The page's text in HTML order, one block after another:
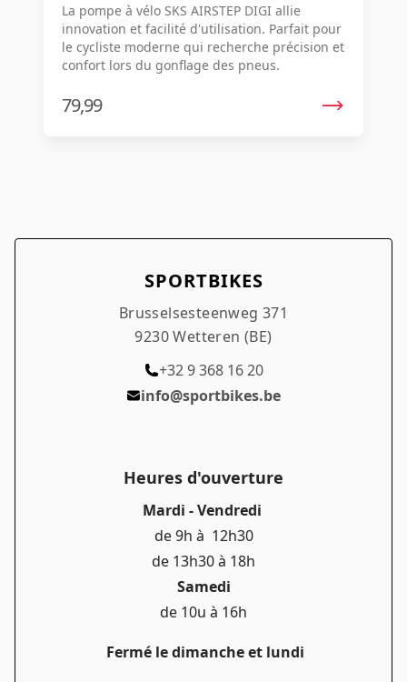
La pompe à vélo SKS AIRSTEP DIGI allie
innovation et facilité d'utilisation. Parfait pour
le cycliste moderne qui recherche précision et
confort lors du gonflage des pneus.
79,99
SPORTBIKES
Brusselsesteenweg 371
9230 Wetteren (BE)
+32 9 368 16 20
info@sportbikes.be
Heures d'ouverture
Mardi - Vendredi
de 9h à 12h30
de 13h30 à 18h
Samedi
de 10u à 16h
Fermé le dimanche et lundi